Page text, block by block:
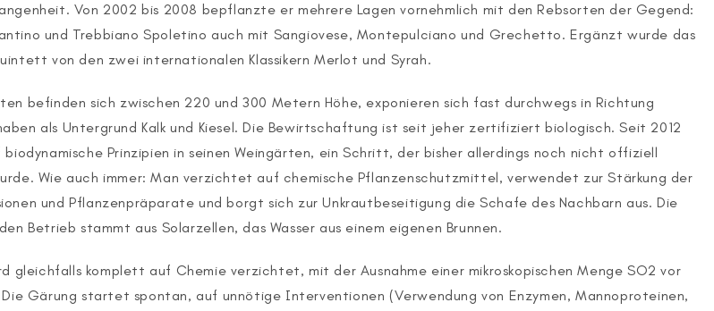
Von 2002 bis 2008 bepflanzte er mehrere Lagen vornehmlich mit den Rebsorten der Gegend:
und Trebbiano Spoletino auch mit Sangiovese, Montepulciano und Grechetto. Ergänzt wurde das
von den zwei internationalen Klassikern Merlot und Syrah.
befinden sich zwischen 220 und 300 Metern Höhe, exponieren sich fast durchwegs in Richtung
als Untergrund Kalk und Kiesel. Die Bewirtschaftung ist seit jeher zertifiziert biologisch. Seit 2012
Prinzipien in seinen Weingärten, ein Schritt, der bisher allerdings noch nicht offiziell
Wie auch immer: Man verzichtet auf chemische Pflanzenschutzmittel, verwendet zur Stärkung der
und Pflanzenpräparate und borgt sich zur Unkrautbeseitigung die Schafe des Nachbarn aus. Die
Betrieb stammt aus Solarzellen, das Wasser aus einem eigenen Brunnen.
gleichfalls komplett auf Chemie verzichtet, mit der Ausnahme einer mikroskopischen Menge SO2 vor
Die Gärung startet spontan, auf unnötige Interventionen (Verwendung von Enzymen, Mannoproteinen,